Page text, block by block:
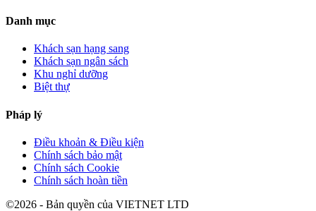
Danh mục
Khách sạn hạng sang
Khách sạn ngân sách
Khu nghỉ dưỡng
Biệt thự
Pháp lý
Điều khoản & Điều kiện
Chính sách bảo mật
Chính sách Cookie
Chính sách hoàn tiền
©2026 - Bản quyền của VIETNET LTD